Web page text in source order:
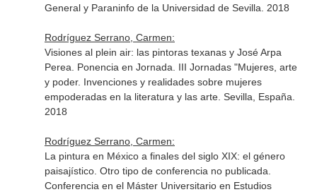
General y Paraninfo de la Universidad de Sevilla. 2018
Rodríguez Serrano, Carmen:
Visiones al plein air: las pintoras texanas y José Arpa
Perea. Ponencia en Jornada. III Jornadas "Mujeres, arte
y poder. Invenciones y realidades sobre mujeres
empoderadas en la literatura y las arte. Sevilla, España.
2018
Rodríguez Serrano, Carmen:
La pintura en México a finales del siglo XIX: el género
paisajístico. Otro tipo de conferencia no publicada.
Conferencia en el Máster Universitario en Estudios